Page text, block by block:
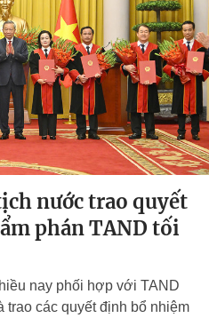
nước trao quyết
phán TAND tối
nay phối hợp với TAND
trao các quyết định bổ nhiệm